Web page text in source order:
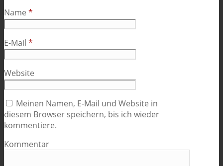
Name *
E-Mail *
Website
Meinen Namen, E-Mail und Website in
diesem Browser speichern, bis ich wieder
kommentiere.
Kommentar